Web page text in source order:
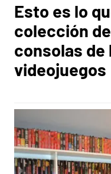
Esto es lo
colección
consolas de
videojuegos